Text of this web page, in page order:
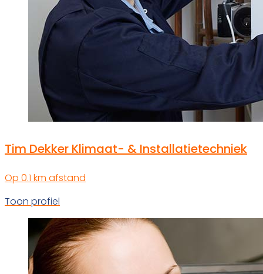
Tim Dekker Klimaat- & Installatietechniek
Op 0.1 km afstand
Toon profiel